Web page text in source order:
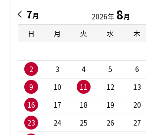
7月 2026年 8月
日
月 火 水 木
2
3 4 5 6
9
10 11 12 13
16
17 18 19 20
23
24 25 26 27